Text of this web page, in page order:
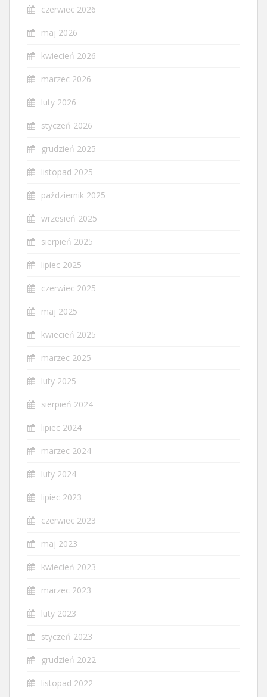
czerwiec 2026
maj 2026
kwiecień 2026
marzec 2026
luty 2026
styczeń 2026
grudzień 2025
listopad 2025
październik 2025
wrzesień 2025
sierpień 2025
lipiec 2025
czerwiec 2025
maj 2025
kwiecień 2025
marzec 2025
luty 2025
sierpień 2024
lipiec 2024
marzec 2024
luty 2024
lipiec 2023
czerwiec 2023
maj 2023
kwiecień 2023
marzec 2023
luty 2023
styczeń 2023
grudzień 2022
listopad 2022